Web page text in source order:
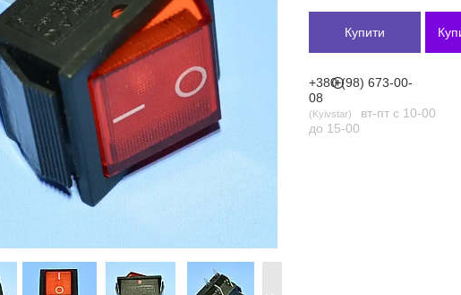
Купити
+380 (98) 673-00-
08
Kyivstar
вт-пт с 10-00
до 15-00